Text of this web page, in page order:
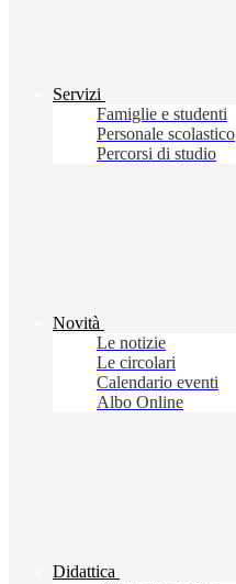
Servizi
Famiglie e studenti
Personale scolastico
Percorsi di studio
Novità
Le notizie
Le circolari
Calendario eventi
Albo Online
Didattica